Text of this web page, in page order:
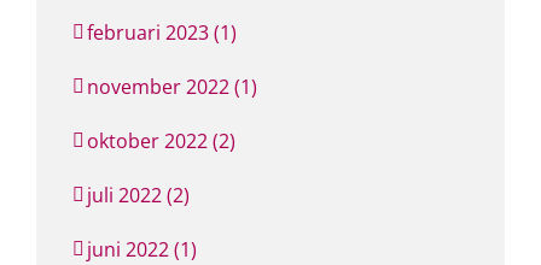
februari 2023 (1)
november 2022 (1)
oktober 2022 (2)
juli 2022 (2)
juni 2022 (1)